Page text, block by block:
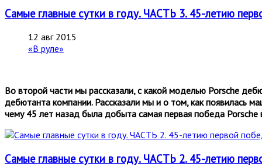
Самые главные сутки в году. ЧАСТЬ 3. 45-летию
12 авг 2015
«В руле»
Во второй части мы рассказали, с какой моделью Porsche
дебютанта компании. Рассказали мы и о том, как появилась
чему 45 лет назад была добыта самая первая победа
Самые главные сутки в году. ЧАСТЬ 2. 45-летию